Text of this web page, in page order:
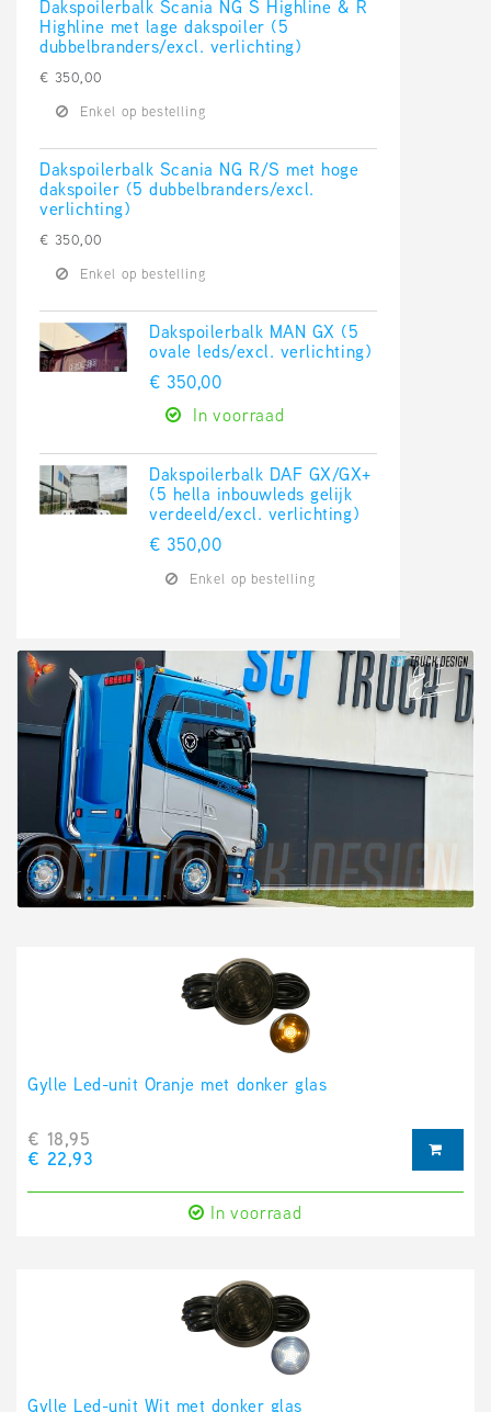
Dakspoilerbalk Scania NG S Highline & R
Highline met lage dakspoiler (5
dubbelbranders/excl. verlichting)
€ 350,00
Enkel op bestelling
Dakspoilerbalk Scania NG R/S met hoge
dakspoiler (5 dubbelbranders/excl.
verlichting)
€ 350,00
Enkel op bestelling
Dakspoilerbalk MAN GX (5
ovale leds/excl. verlichting)
€ 350,00
In voorraad
Dakspoilerbalk DAF GX/GX+
(5 hella inbouwleds gelijk
verdeeld/excl. verlichting)
€ 350,00
Enkel op bestelling
Gylle Led-unit Oranje met donker glas
€ 18,95
€ 22,93
In voorraad
Gylle Led-unit Wit met donker glas